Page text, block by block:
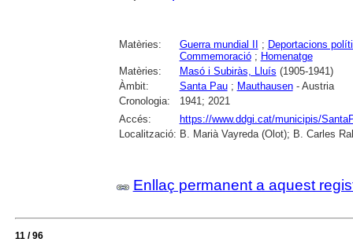
Matèries: Guerra mundial II ; Deportacions
Commemoració; Homenatge
Matèries:
Masó i Subiràs, Lluís (1905-1941)
Àmbit:
Santa Pau; Mauthausen- Austria
Cronologia:
1941; 2021
Accés:
https://www.ddgi.cat/municipis/
Localització: B. Marià Vayreda (Olot); B. Carles
Enllaç permanent a aquest
11 / 96